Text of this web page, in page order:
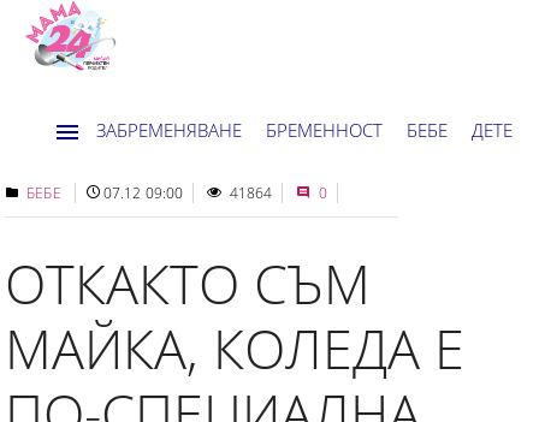
ЗАБРЕМЕНЯВАНЕ БРЕМЕННОСТ БЕБЕ ДЕТЕ
ДОМ НОВИНИ ХОРОСКОП
БЕБЕ 07.12 09:00 41864 0
ОТКАКТО СЪМ
МАЙКА, КОЛЕДА Е